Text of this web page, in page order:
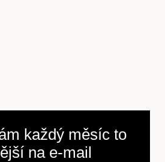
každý měsíc to
na e-mail